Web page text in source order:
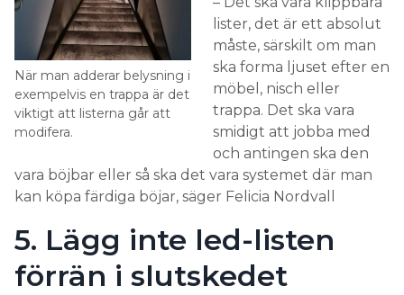
När man adderar belysning i
exempelvis en trappa är det
viktigt att listerna går att
modifera.
lister, det är ett absolut
måste, särskilt om man
ska forma ljuset efter en
möbel, nisch eller
trappa. Det ska vara
smidigt att jobba med
och antingen ska den
vara böjbar eller så ska det vara systemet där man
kan köpa färdiga böjar, säger Felicia Nordvall
5. Lägg inte led-listen
förrän i slutskedet